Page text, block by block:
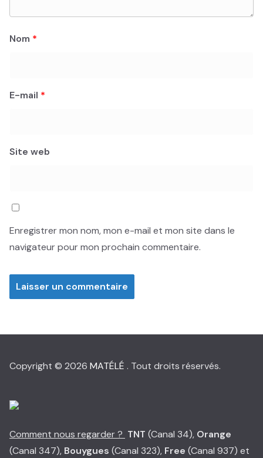
Nom *
E-mail *
Site web
Enregistrer mon nom, mon e-mail et mon site dans le
navigateur pour mon prochain commentaire.
Copyright © 2026 MATÉLÉ . Tout droits réservés.
Comment nous regarder ? TNT (Canal 34), Orange
(Canal 347), Bouygues (Canal 323), Free (Canal 937) et